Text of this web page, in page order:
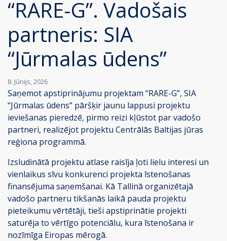
“RARE-G”. Vadošais
partneris: SIA
“Jūrmalas ūdens”
8. Jūnijs, 2026
Saņemot apstiprinājumu projektam “RARE-G”, SIA
“Jūrmalas ūdens” pāršķir jaunu lappusi projektu
ieviešanas pieredzē, pirmo reizi kļūstot par vadošo
partneri, realizējot projektu Centrālās Baltijas jūras
reģiona programmā.
Izsludinātā projektu atlase raisīja ļoti lielu interesi un
vienlaikus sīvu konkurenci projekta īstenošanas
finansējuma saņemšanai. Kā Tallinā organizētajā
vadošo partneru tikšanās laikā pauda projektu
pieteikumu vērtētāji, tieši apstiprinātie projekti
saturēja to vērtīgo potenciālu, kura īstenošana ir
nozīmīga Eiropas mērogā.